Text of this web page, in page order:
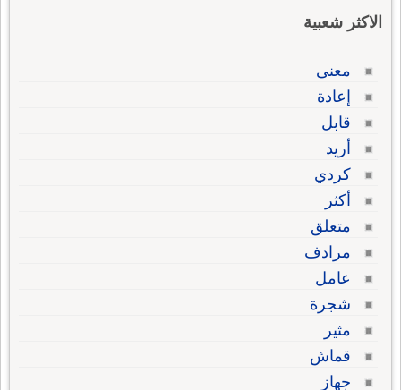
الاكثر شعبية
معنى
إعادة
قابل
أريد
كردي
أكثر
متعلق
مرادف
عامل
شجرة
مثير
قماش
جهاز